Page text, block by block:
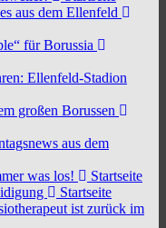
aus dem Ellenfeld
für Borussia
Ellenfeld-Stadion
großen Borussen
aus dem
was los!
Startseite
Startseite
ist zurück im